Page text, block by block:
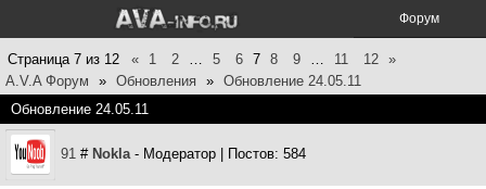
Форум
Страница 7 из 12 « 1 2 … 5 6 7 8 9 … 11 12 »
A.V.A Форум
» Обновления » Обновление 24.05.11
Обновление 24.05.11
91 # Nokla- Модератор | Постов: 584